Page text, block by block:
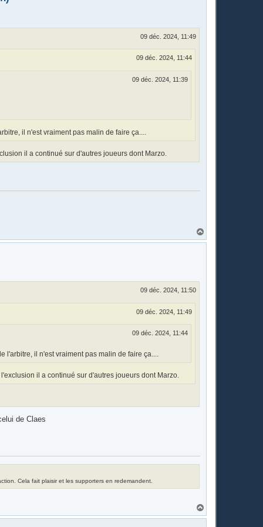
09 déc. 2024, 11:49
09 déc. 2024, 11:44
09 déc. 2024, 11:39
il n'est vraiment pas malin de faire ça....
il a continué sur d'autres joueurs dont Marzo.
a
09 déc. 2024, 11:50
09 déc. 2024, 11:49
09 déc. 2024, 11:44
l'arbitre, il n'est vraiment pas malin de faire ça....
il a continué sur d'autres joueurs dont Marzo.
de Claes
Cela fait plaisir et les supporters en redemandent.
a